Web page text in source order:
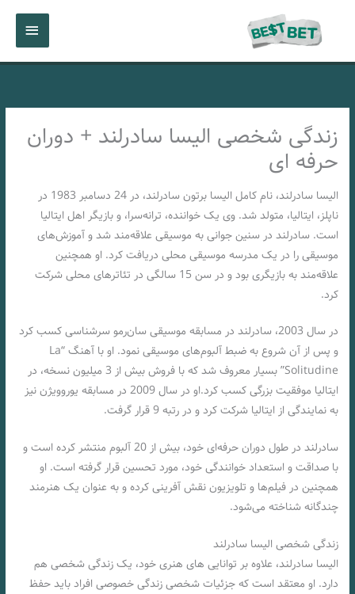
اصلی
زندگی شخصی الیسا سادرلند + دوران
حرفه ای
الیسا سادرلند، نام کامل الیسا برتون سادرلند، در 24 دسامبر 1983 در
ناپلز، ایتالیا، متولد شد. وی یک خواننده، ترانه‌سرا، و بازیگر اهل ایتالیا
است. سادرلند در سنین جوانی به موسیقی علاقه‌مند شد و آموزش‌های
موسیقی را در یک مدرسه موسیقی محلی دریافت کرد. او همچنین
علاقه‌مند به بازیگری بود و در سن 15 سالگی در تئاترهای محلی شرکت
کرد.
در سال 2003، سادرلند در مسابقه موسیقی سان‌رمو سرشناسی کسب کرد
و پس از آن شروع به ضبط آلبوم‌های موسیقی نمود. او با آهنگ “La
Solitudine” بسیار معروف شد که با فروش بیش از 3 میلیون نسخه، در
ایتالیا موفقیت بزرگی کسب کرد.او در سال 2009 در مسابقه یوروویژن نیز
به نمایندگی از ایتالیا شرکت کرد و در رتبه 9 قرار گرفت.
سادرلند در طول دوران حرفه‌ای خود، بیش از 20 آلبوم منتشر کرده است و
با صداقت و استعداد خوانندگی خود، مورد تحسین قرار گرفته است. او
همچنین در فیلم‌ها و تلویزیون نقش آفرینی کرده و به عنوان یک هنرمند
چندگانه شناخته می‌شود.
زندگی شخصی الیسا سادرلند
الیسا سادرلند، علاوه بر توانایی های هنری خود، یک زندگی شخصی هم
دارد. او معتقد است که جزئیات شخصی زندگی خصوصی افراد باید حفظ